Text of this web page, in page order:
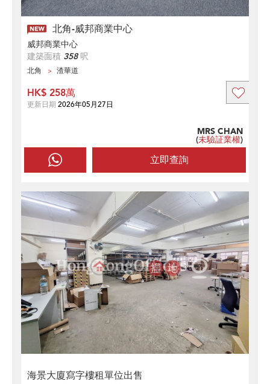
北角-威邦商業中心
威邦商業中心
建築面積 358呎
北角 渣華道
立即查詢
MRS CHAN
(未驗証業權)
HK$ 258萬
更新日期 2026年05月27日
海景大廈寫字樓租單位出售